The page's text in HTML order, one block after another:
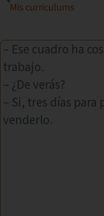
Mis curriculums
– Ese cuadro ha
trabajo.
– ¿De verás?
– Si, tres días para
venderlo.